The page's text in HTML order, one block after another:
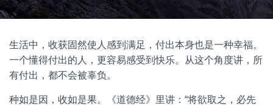
生活中，收获固然使人感到满足，付出本身也是一种幸福。
一个懂得付出的人，更容易感受到快乐。从这个角度讲，所
有付出，都不会被辜负。
种如是因，收如是果。《道德经》里讲：“将欲取之，必先